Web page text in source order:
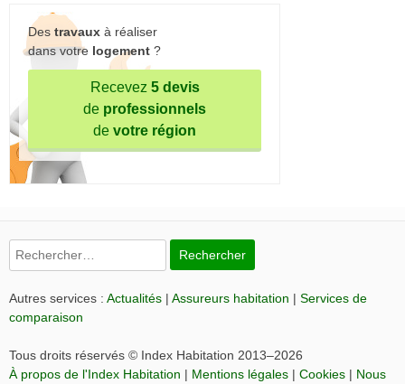
Des travaux à réaliser
dans votre logement ?
Recevez 5 devis
de professionnels
de votre région
Rechercher :
Autres services : Actualités | Assureurs habitation | Services de
comparaison
Tous droits réservés © Index Habitation 2013–2026
À propos de l'Index Habitation | Mentions légales | Cookies | Nous